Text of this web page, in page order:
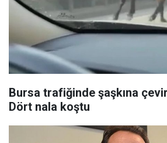
Bursa trafiğinde şaşkına
Dört nala koştu